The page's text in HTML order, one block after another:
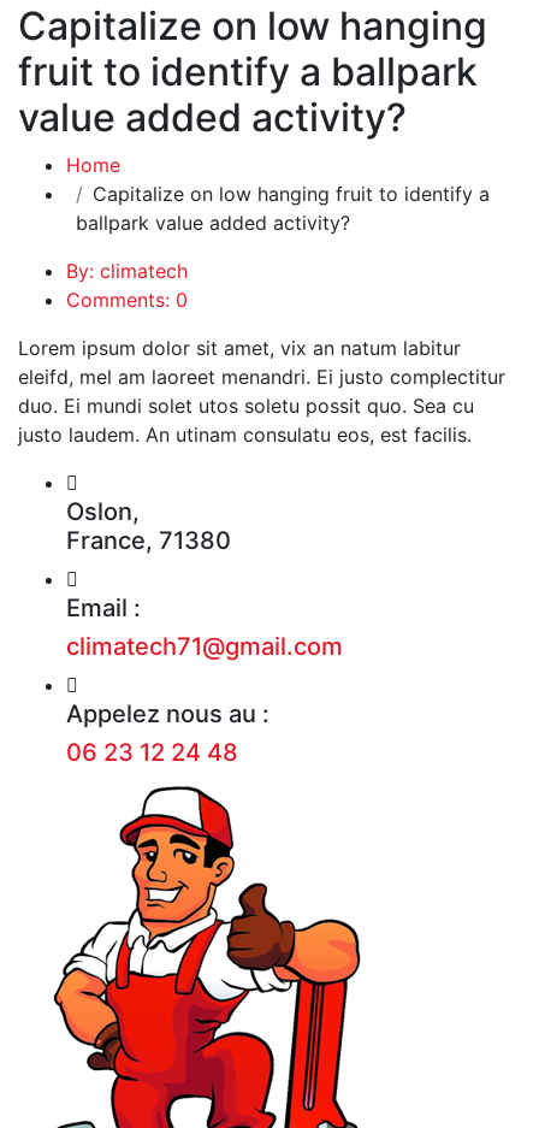
Capitalize on low hanging
fruit to identify a ballpark
value added activity?
Home
Capitalize on low hanging fruit to identify a
ballpark value added activity?
By: climatech
Comments: 0
Lorem ipsum dolor sit amet, vix an natum labitur
eleifd, mel am laoreet menandri. Ei justo complectitur
duo. Ei mundi solet utos soletu possit quo. Sea cu
justo laudem. An utinam consulatu eos, est facilis.
Oslon,
France, 71380
Email :
climatech71@gmail.com
Appelez nous au :
06 23 12 24 48